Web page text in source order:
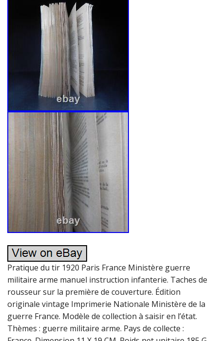
Pratique du tir 1920 Paris France Ministère guerre
militaire arme manuel instruction infanterie. Taches de
rousseur sur la première de couverture. Édition
originale vintage Imprimerie Nationale Ministère de la
guerre France. Modèle de collection à saisir en l’état.
Thèmes : guerre militaire arme. Pays de collecte :